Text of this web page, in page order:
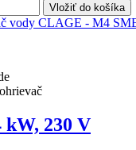
Vložiť do košíka
230 V